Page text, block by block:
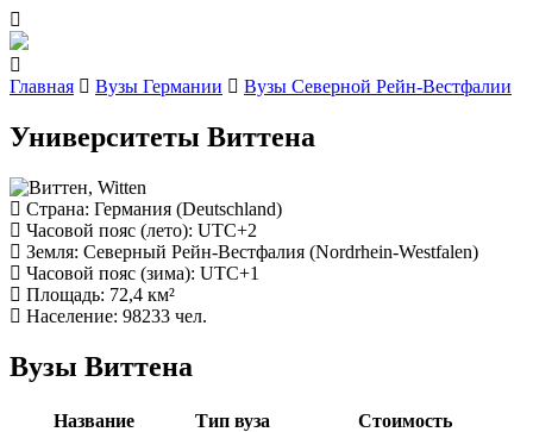
Главная Вузы Германии Вузы Северной Рейн-Вестфалии
Университеты Виттена
Страна: Германия (Deutschland)
Часовой пояс (лето): UTC+2
Земля: Северный Рейн-Вестфалия (Nordrhein-Westfalen)
Часовой пояс (зима): UTC+1
Площадь: 72,4 км²
Население: 98233 чел.
Вузы Виттена
Название Тип вуза
Стоимость